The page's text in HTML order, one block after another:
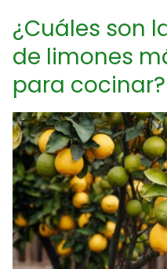
¿Cuáles son
de limones
para cocinar?